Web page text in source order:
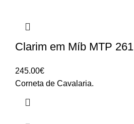
Clarim em Míb MTP 261
245.00€
Corneta de Cavalaria.